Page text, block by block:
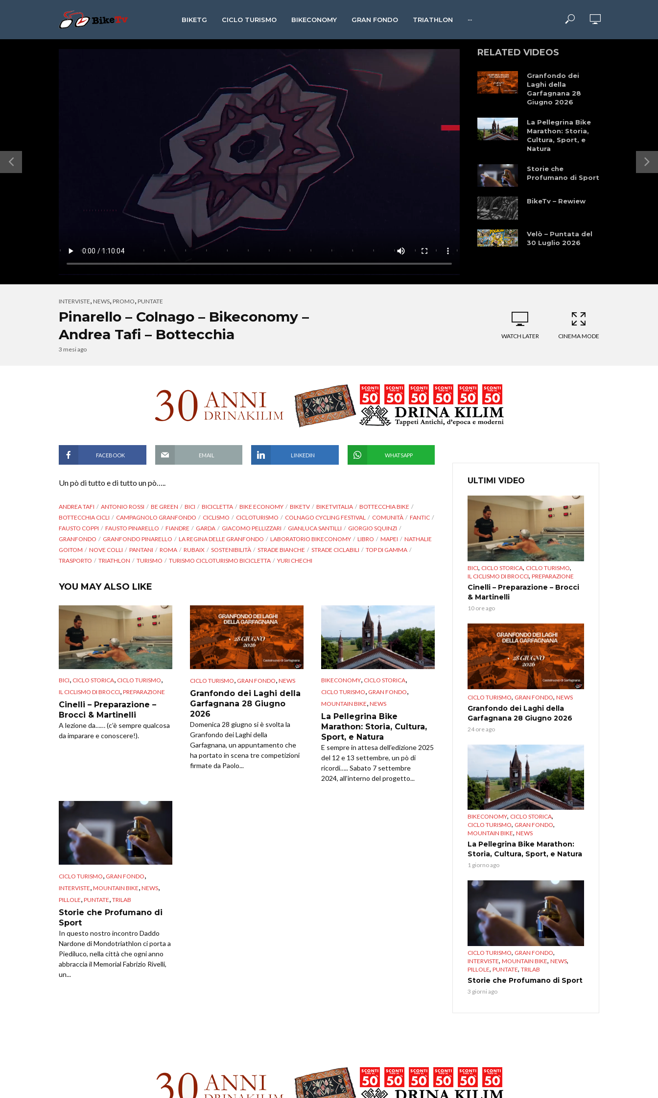
BIKETG CICLO TURISMO BIKECONOMY GRAN FONDO TRIATHLON ···
RELATED VIDEOS
Granfondo dei
Laghi della
Garfagnana 28
Giugno 2026
La Pellegrina Bike
Marathon: Storia,
Cultura, Sport, e
Natura
Storie che
Profumano di Sport
BikeTv – Rewiew
Velò – Puntata del
30 Luglio 2026
INTERVISTE, NEWS, PROMO, PUNTATE
Pinarello – Colnago – Bikeconomy –
Andrea Tafi – Bottecchia
3 mesi ago
WATCH LATER CINEMA MODE
FACEBOOK EMAIL LINKEDIN WHATSAPP
Un pò di tutto e di tutto un pò…..
ANDREA TAFI ANTONIO ROSSI BE GREEN BICI BICICLETTA BIKE ECONOMY BIKETV BIKETVITALIA
BOTTECCHIA BIKE
BOTTECCHIA CICLI
CAMPAGNOLO GRANFONDO CICLISMO CICLOTURISMO COLNAGO CYCLING FESTIVAL COMUNITÀ
FANTIC
FAUSTO COPPI
FAUSTO PINARELLO FIANDRE GARDA GIACOMO PELLIZZARI GIANLUCA SANTILLI
GIORGIO SQUINZI
GRANFONDO
GRANFONDO PINARELLO LA REGINA DELLE GRANFONDO LABORATORIO BIKECONOMY LIBRO MAPEI
NATHALIE
GOITOM
NOVE COLLI PANTANI ROMA RUBAIX SOSTENIBILITÀ STRADE BIANCHE STRADE CICLABILI
TOP DI GAMMA
TRASPORTO
TRIATHLON TURISMO TURISMO CICLOTURISMO BICICLETTA YURI CHECHI
YOU MAY ALSO LIKE
BICI, CICLO STORICA, CICLO TURISMO,
IL CICLISMO DI BROCCI, PREPARAZIONE
Cinelli – Preparazione –
Brocci & Martinelli
A lezione da…… (c’è sempre qualcosa
da imparare e conoscere!).
CICLO TURISMO, GRAN FONDO, NEWS
Granfondo dei Laghi della
Garfagnana 28 Giugno
2026
Domenica 28 giugno si è svolta la
Granfondo dei Laghi della
Garfagnana, un appuntamento che
ha portato in scena tre competizioni
firmate da Paolo...
BIKECONOMY, CICLO STORICA,
CICLO TURISMO, GRAN FONDO,
MOUNTAIN BIKE, NEWS
La Pellegrina Bike
Marathon: Storia, Cultura,
Sport, e Natura
E sempre in attesa dell’edizione 2025
del 12 e 13 settembre, un pò di
ricordi….. Sabato 7 settembre
2024, all’interno del progetto...
CICLO TURISMO GRAN FONDO
INTERVISTE MOUNTAIN BIKE NEWS
PILLOLE PUNTATE TRILAB
Storie che Profumano di
Sport
In questo nostro incontro Daddo
Nardone di Mondotriathlon ci porta a
Piediluco, nella città che ogni anno
abbraccia il Memorial Fabrizio Rivelli,
un...
ULTIMI VIDEO
BICI, CICLO STORICA, CICLO TURISMO,
IL CICLISMO DI BROCCI, PREPARAZIONE
Cinelli – Preparazione – Brocci
& Martinelli
10 ore ago
CICLO TURISMO, GRAN FONDO, NEWS
Granfondo dei Laghi della
Garfagnana 28 Giugno 2026
24 ore ago
BIKECONOMY, CICLO STORICA,
CICLO TURISMO, GRAN FONDO,
MOUNTAIN BIKE, NEWS
La Pellegrina Bike Marathon:
Storia, Cultura, Sport, e Natura
1 giorno ago
CICLO TURISMO, GRAN FONDO,
INTERVISTE, MOUNTAIN BIKE, NEWS,
PILLOLE, PUNTATE, TRILAB
Storie che Profumano di Sport
3 giorni ago